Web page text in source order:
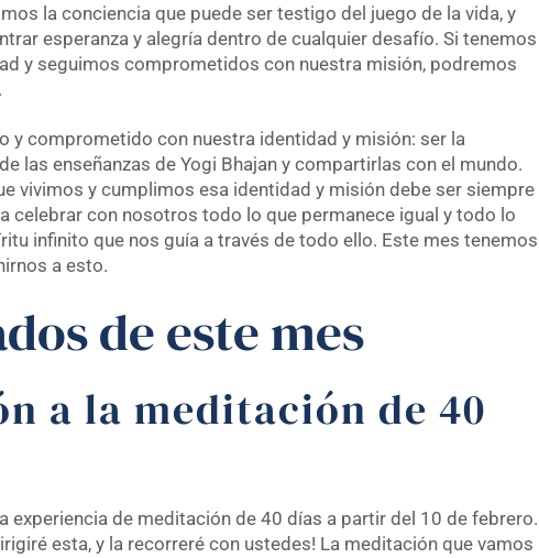
la conciencia que puede ser testigo del juego de la vida, y
esperanza y alegría dentro de cualquier desafío. Si tenemos
y seguimos comprometidos con nuestra misión, podremos
y comprometido con nuestra identidad y misión: ser la
las enseñanzas de Yogi Bhajan y compartirlas con el mundo.
vivimos y cumplimos esa identidad y misión debe ser siempre
celebrar con nosotros todo lo que permanece igual y todo lo
infinito que nos guía a través de todo ello. Este mes tenemos
a esto.
de este mes
a la meditación de 40
experiencia de meditación de 40 días a partir del 10 de febrero.
esta, y la recorreré con ustedes! La meditación que vamos